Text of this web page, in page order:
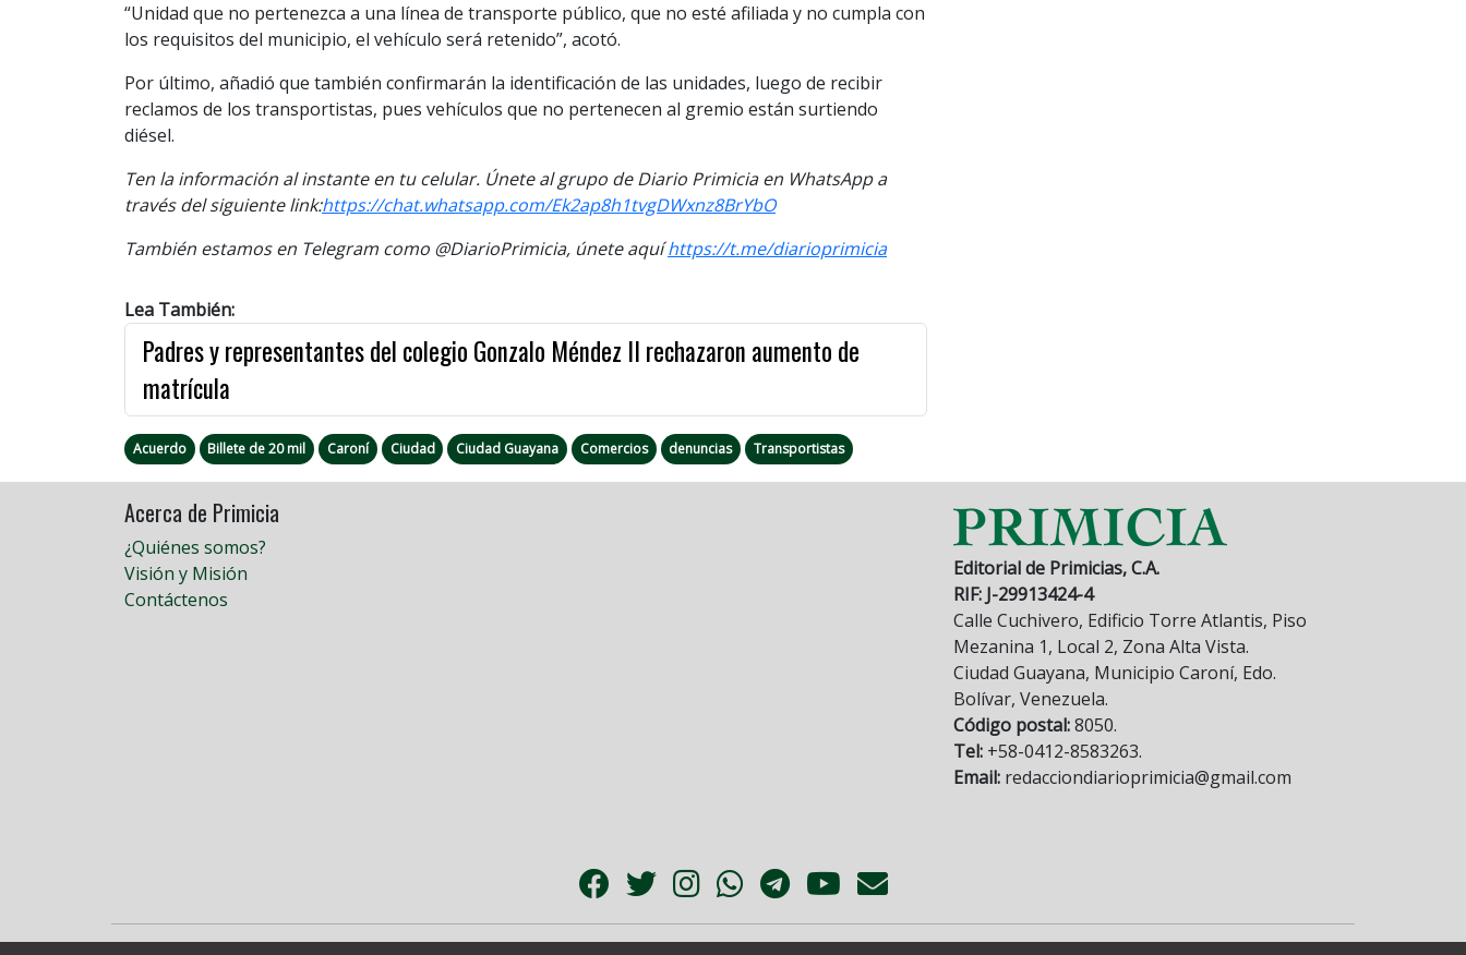
“Unidad que no pertenezca a una línea de transporte público, que no esté afiliada y no cumpla con
los requisitos del municipio, el vehículo será retenido”, acotó.
Por último, añadió que también confirmarán la identificación de las unidades, luego de recibir
reclamos de los transportistas, pues vehículos que no pertenecen al gremio están surtiendo
diésel.
Ten la información al instante en tu celular. Únete al grupo de Diario Primicia en WhatsApp a
través del siguiente link:https://chat.whatsapp.com/Ek2ap8h1tvgDWxnz8BrYbO
También estamos en Telegram como @DiarioPrimicia, únete aquíhttps://t.me/diarioprimicia
Lea También:
Padres y representantes del colegio Gonzalo Méndez II rechazaron aumento de
matrícula
Acuerdo Billete de 20 mil Caroní Ciudad Ciudad Guayana Comercios denuncias Transportistas
Acerca de Primicia
¿Quiénes somos?
Visión y Misión
Contáctenos
Editorial de Primicias, C.A.
RIF: J-29913424-4
Calle Cuchivero, Edificio Torre Atlantis, Piso
Mezanina 1, Local 2, Zona Alta Vista.
Ciudad Guayana, Municipio Caroní, Edo.
Bolívar, Venezuela.
Código postal:8050.
Tel: +58-0412-8583263.
Email: redacciondiarioprimicia@gmail.com